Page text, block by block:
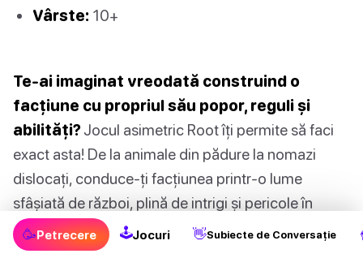
Vârste: 10+
Te-ai imaginat vreodată construind o
facțiune cu propriul său popor, reguli și
abilități?Jocul asimetric Root îți permite să faci
exact asta! De la animale din pădure la nomazi
dislocați, conduce-ți facțiunea printr-o lume
sfâșiată de război, plină de intrigi și pericole în
acest joc fascinant de construcție de lumi.
🥳Petrecere 🕹Jocuri 👋Subiecte de Conversație